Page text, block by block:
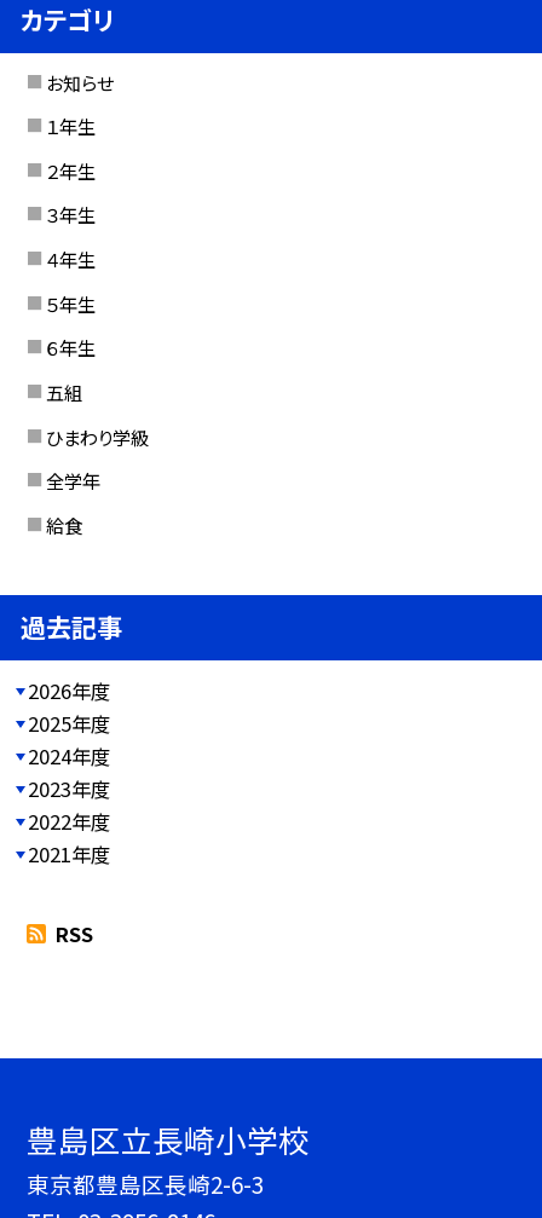
カテゴリ
お知らせ
１年生
２年生
３年生
４年生
５年生
６年生
五組
ひまわり学級
全学年
給食
過去記事
2026年度
2025年度
2024年度
2023年度
2022年度
2021年度
RSS
豊島区立長崎小学校
東京都豊島区長崎2-6-3